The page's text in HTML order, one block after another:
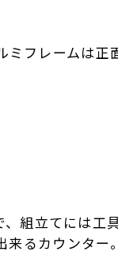
フレームは正
組立てには工
るカウンター。